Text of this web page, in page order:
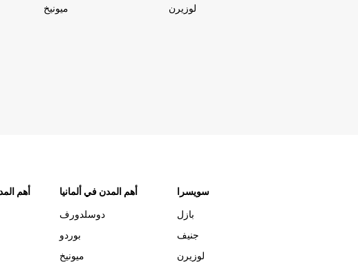
ميونيخ
لوزيرن
أهم
أهم المدن في ألمانيا
دوسلدورف
بوردو
ميونيخ
سويسرا
بازل
جنيف
لوزيرن